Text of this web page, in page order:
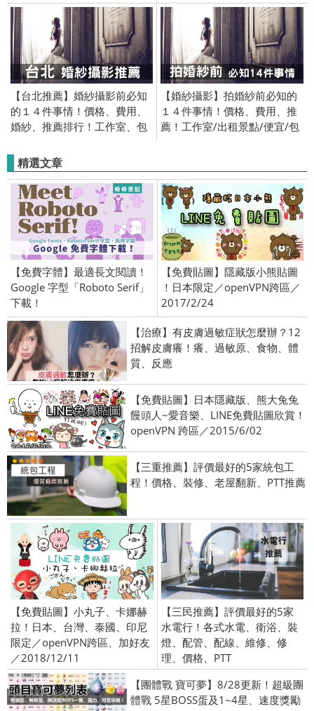
套、禮服、景點
【台北推薦】婚紗攝影前必知
的１４件事情！價格、費用、
婚紗、推薦排行！工作室、包
【婚紗攝影】拍婚紗前必知的
１４件事情！價格、費用、推
薦！工作室/出租景點/便宜/包
精選文章
【免費字體】最適長文閱讀！
Google 字型「Roboto Serif」
下載！
【免費貼圖】隱藏版小熊貼圖
！日本限定／openVPN跨區／
2017/2/24
【治療】有皮膚過敏症狀怎麼辦？12
招解皮膚癢！癢、過敏原、食物、體
質、反應
【免費貼圖】日本隱藏版、熊大兔兔
饅頭人~愛音樂、LINE免費貼圖欣賞！
openVPN 跨區／2015/6/02
【三重推薦】評價最好的5家統包工
程！價格、裝修、老屋翻新、PTT推薦
【免費貼圖】小丸子、卡娜赫
拉！日本、台灣、泰國、印尼
限定／openVPN跨區、加好友
／2018/12/11
【三民推薦】評價最好的5家
水電行！各式水電、衛浴、裝
燈、配管、配線、維修、修
理、價格、PTT
【團體戰 寶可夢】8/28更新！超級團
體戰 5星BOSS蛋及1~4星、速度獎勵